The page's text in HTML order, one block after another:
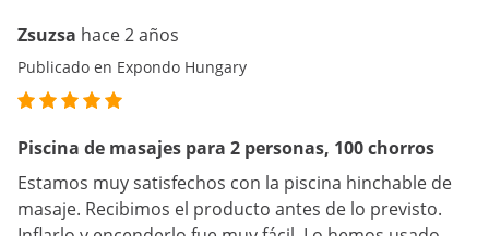
Zsuzsa hace 2 años
Publicado en Expondo Hungary
Piscina de masajes para 2 personas, 100 chorros
Estamos muy satisfechos con la piscina hinchable de
masaje. Recibimos el producto antes de lo previsto.